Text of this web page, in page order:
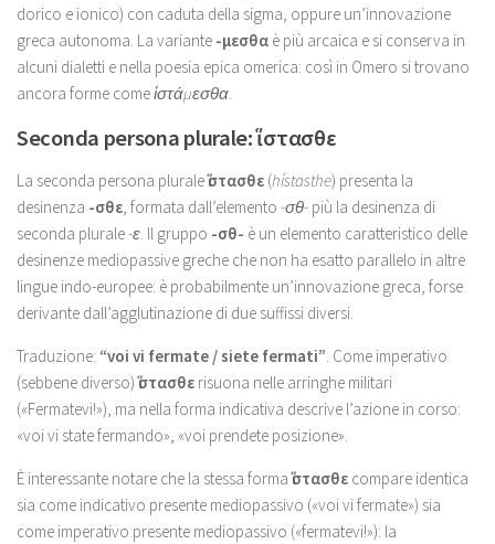
dorico e ionico) con caduta della sigma, oppure un’innovazione
greca autonoma. La variante -μεσθα è più arcaica e si conserva in
alcuni dialetti e nella poesia epica omerica: così in Omero si trovano
ancora forme comeἱστάμεσθα.
Seconda persona plurale: ἵστασθε
La seconda persona pluraleἵστασθε (hístasthe) presenta la
desinenza -σθε, formata dall’elemento -σθ- più la desinenza di
seconda plurale-ε. Il gruppo -σθ- è un elemento caratteristico delle
desinenze mediopassive greche che non ha esatto parallelo in altre
lingue indo-europee: è probabilmente un’innovazione greca, forse
derivante dall’agglutinazione di due suffissi diversi.
Traduzione: “voi vi fermate / siete fermati”. Come imperativo
(sebbene diverso)ἵστασθε risuona nelle arringhe militari
(«Fermatevi!»), ma nella forma indicativa descrive l’azione in corso:
«voi vi state fermando», «voi prendete posizione».
È interessante notare che la stessa formaἵστασθε compare identica
sia come indicativo presente mediopassivo («voi vi fermate») sia
come imperativo presente mediopassivo («fermatevi!»): la